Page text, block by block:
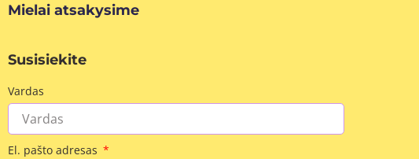
Mielai atsakysime
Susisiekite
Vardas
El. pašto adresas